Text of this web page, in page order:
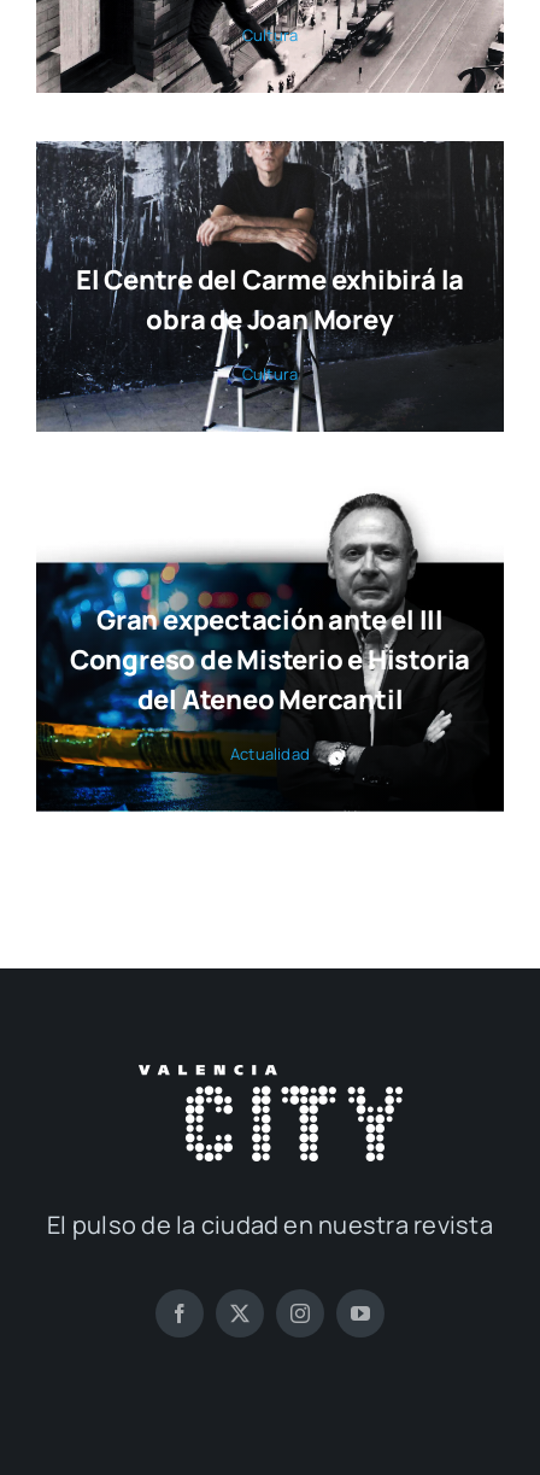
Cul­tu­ra
El Centre del Carme exhibirá la
obra de Joan Morey
Cul­tu­ra
Gran expectación ante el III
Congreso de Misterio e Historia
del Ateneo Mercantil
Actua­li­dad
El pul­so de la ciu­dad en nues­tra revis­ta